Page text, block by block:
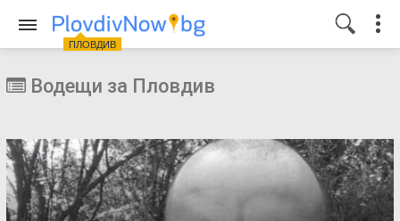
ПЛОВДИВ
Водещи за Пловдив